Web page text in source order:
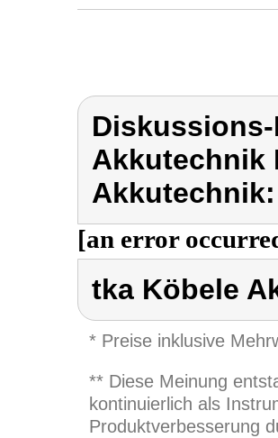
Akkutechnik
Akkutechnik:
[an error
tka Köbele
* Preise inklusive
** Diese Meinung
kontinuierlich als
Produktverbesserung